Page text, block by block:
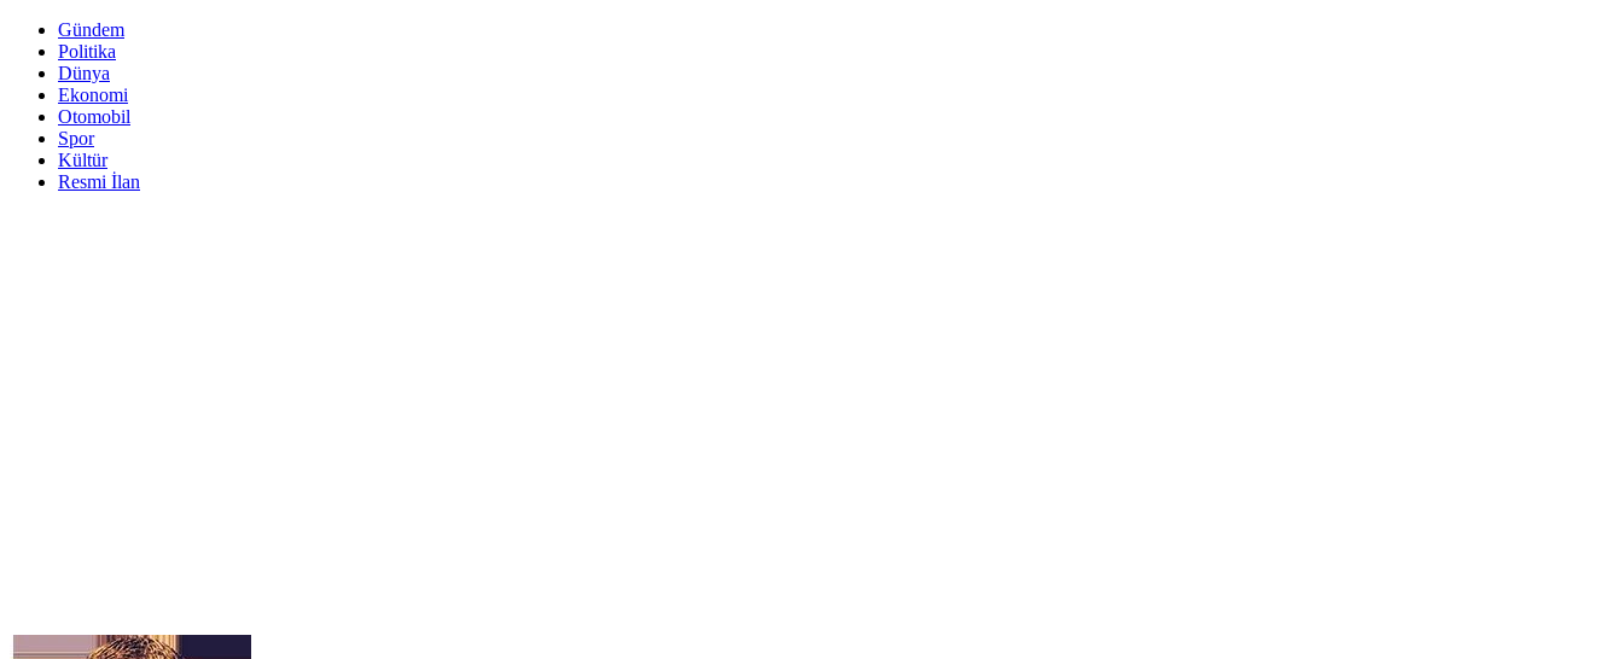
Gündem
Politika
Dünya
Ekonomi
Otomobil
Spor
Kültür
Resmi İlan